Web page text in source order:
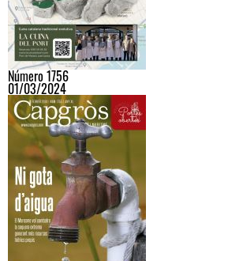
Número 1756
01/03/2024